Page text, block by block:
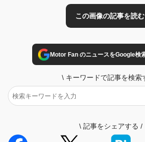
Motor Fan のニュースをGoogle検
\ キーワードで記事を検索
\ 記事をシェアする /